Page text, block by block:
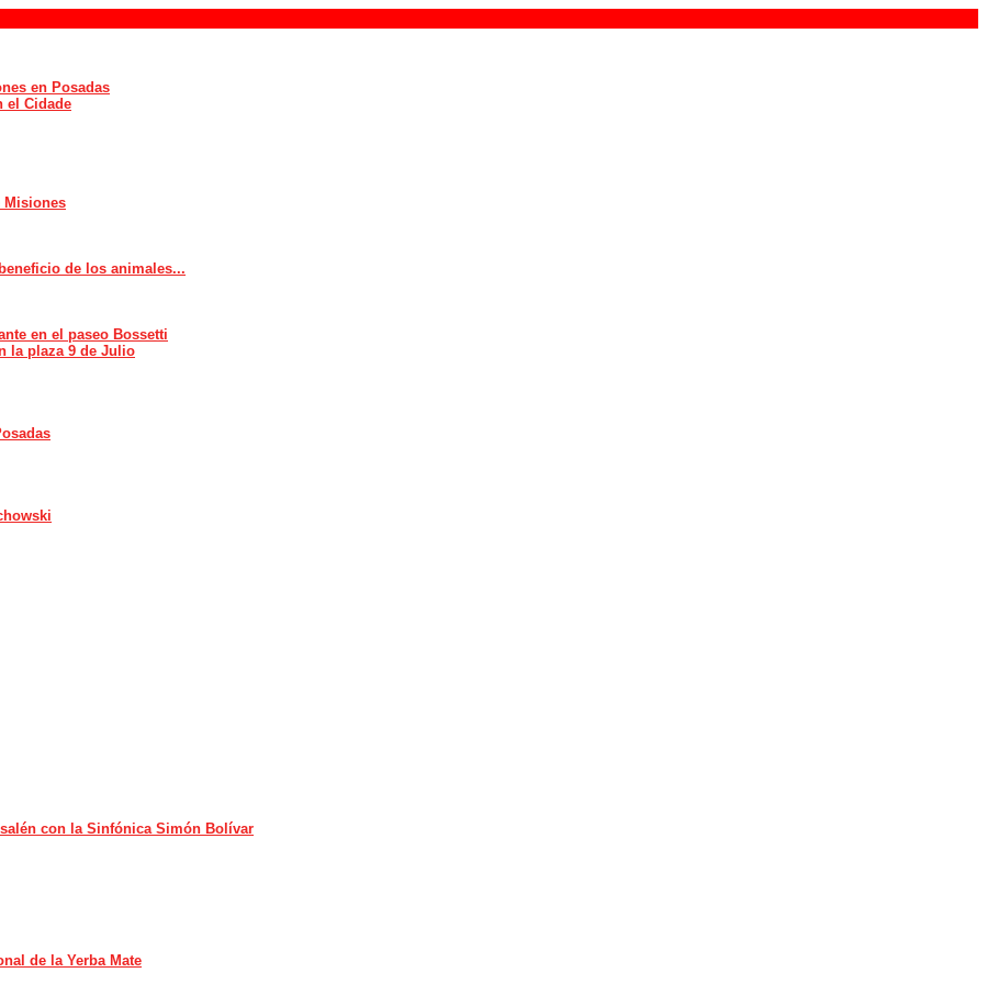
en Posadas
el Cidade
Misiones
de los animales...
en el paseo Bossetti
la plaza 9 de Julio
con la Sinfónica Simón Bolívar
de la Yerba Mate